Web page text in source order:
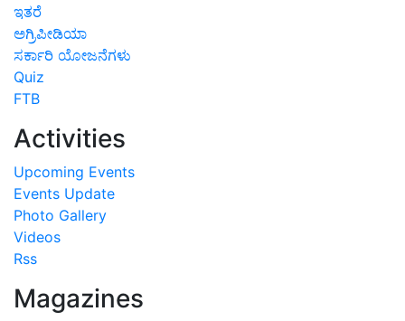
ಇತರೆ
ಅಗ್ರಿಪೀಡಿಯಾ
ಸರ್ಕಾರಿ ಯೋಜನೆಗಳು
Quiz
FTB
Activities
Upcoming Events
Events Update
Photo Gallery
Videos
Rss
Magazines